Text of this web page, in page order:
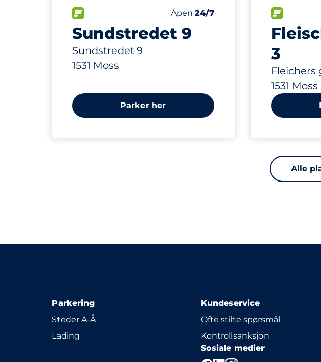
Sundstredet 9
Sundstredet 9
1531 Moss
Antall parkeringsplasser:
Parkeringsplasser&nbsp
76
HC plasser&nbsp
2
Fredag&nbsp
Åpen 24/7
118 m
Parker her
3
Fleichers
1531 Moss
228 m
Alle
Parkering
Steder A-Å
Lading
Kundeservice
Ofte stilte spørsmål
Kontrollsanksjon
Sosiale medier